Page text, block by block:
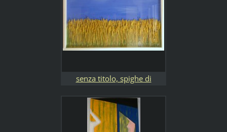
senza titolo, spighe di
mis. 120x80